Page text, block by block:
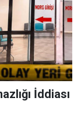
İddiası